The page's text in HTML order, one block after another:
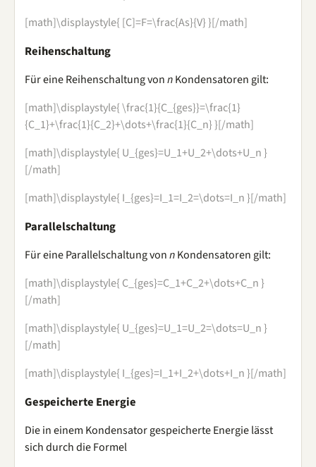
[math]\displaystyle{ [C]=F=\frac{As}{V} }[/math]
Reihenschaltung
Für eine Reihenschaltung vonnKondensatoren gilt:
[math]\displaystyle{ \frac{1}{C_{ges}}=\frac{1}
{C_1}+\frac{1}{C_2}+\dots+\frac{1}{C_n} }[/math]
[math]\displaystyle{ U_{ges}=U_1+U_2+\dots+U_n }
[/math]
[math]\displaystyle{ I_{ges}=I_1=I_2=\dots=I_n }[/math]
Parallelschaltung
Für eine Parallelschaltung vonnKondensatoren gilt:
[math]\displaystyle{ C_{ges}=C_1+C_2+\dots+C_n }
[/math]
[math]\displaystyle{ U_{ges}=U_1=U_2=\dots=U_n }
[/math]
[math]\displaystyle{ I_{ges}=I_1+I_2+\dots+I_n }[/math]
Gespeicherte Energie
Die in einem Kondensator gespeicherte Energie lässt
sich durch die Formel